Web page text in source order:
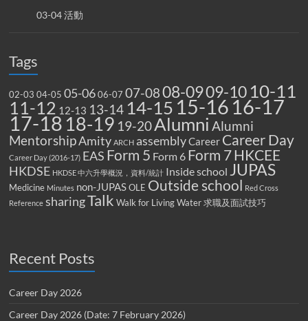
03-04 活動
Tags
02-03 04-05 05-06 06-07 07-0808-0909-10 10-11
11-12 12-13 13-14 14-15 15-16 16-17
17-18 18-19 19-20Alumni Alumni
MentorshipAmity ARCH assemblyCareer Career Day
Career Day (2016-17) EAS Form 5 Form 6 Form 7HKCEE
HKDSE HKDSE 中六升學概況，資料/統計 Inside school JUPAS
Medicine Minutes non-JUPAS OLE Outside school Red Cross
Reference sharingTalk Walk for Living Water 求職及面試技巧
Recent Posts
Career Day 2026
Career Day 2026 (Date: 7 February 2026)